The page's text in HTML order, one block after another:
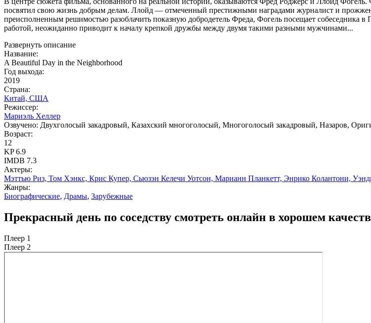
посвятил свою жизнь добрым делам. Ллойд — отмеченный престижными наградами журналист и
преисполненным решимостью разоблачить показную добродетель Фреда, Фогель посещает собеседника в
работой, неожиданно приводит к началу крепкой дружбы между двумя такими разными мужчинами...
Развернуть описание
Название:
A Beautiful Day in the Neighborhood
Год выхода:
2019
Страна:
Китай, США
Режиссер:
Мариэль Хеллер
Озвучено: Двухголосый закадровый, Казахский многоголосый, Многоголосый закадровый, Назаров,
Возраст:
12
KP6.9
IMDB 7.3
Актеры:
Мэттью Риз, Том Хэнкс, Крис Купер, Сьюзэн Келечи Уотсон, Марианн Планкетт, Энрико Колантони,
Жанры:
Биографические, Драмы, Зарубежные
Прекрасный день по соседству смотреть онлайн в хорошем
Плеер 1
Плеер 2